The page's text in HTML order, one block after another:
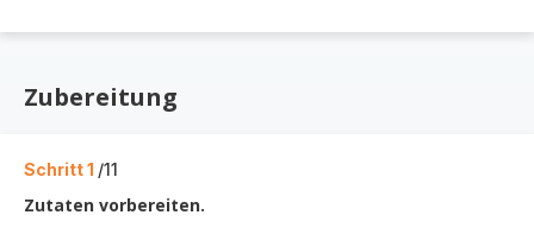
Zubereitung
Schritt 1 /11
Zutaten vorbereiten.